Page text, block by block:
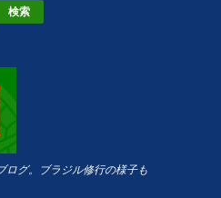
検索
ログ。ブラジル修行の様子も